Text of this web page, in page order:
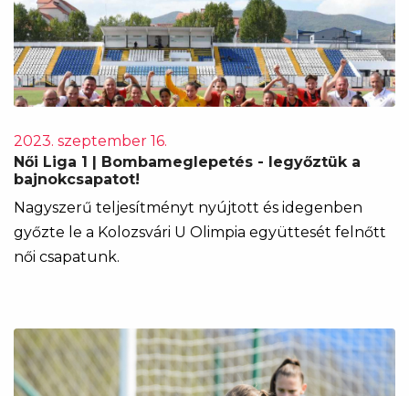
2023. szeptember 16.
Női Liga 1 | Bombameglepetés - legyőztük a
bajnokcsapatot!
Nagyszerű teljesítményt nyújtott és idegenben
győzte le a Kolozsvári U Olimpia együttesét felnőtt
női csapatunk.